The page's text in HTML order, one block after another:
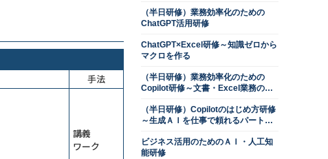
手法
講義
ワーク
2026年9月28日(月)オンライン
目標管理研修～目標達成に向けた継
続的なマネジメント
会員 13,500円
2026年8月24日(月)オンライン
交渉力向上研修～ネゴシエーション
スキルを上達させる
会員 13,500円 通常
14,300円
2026年8月24日(月)
2026年9月28日(月)オンライン
（半日研修）業務効率化のための
ChatGPT活用研修
ChatGPT×Excel研修～知識ゼロから
マクロを作る
（半日研修）業務効率化のための
Copilot研修～文書・Excel業務のコ
（半日研修）Copilotのはじめ方研修
～生成ＡＩを仕事で頼れるパートナ
ビジネス活用のためのＡＩ・人工知
能研修